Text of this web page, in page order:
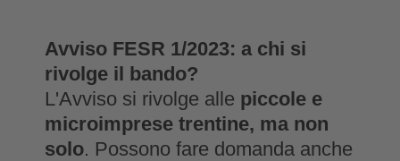
Avviso FESR 1/2023: a chi si
rivolge il bando?
L'Avviso si rivolge alle piccole e
microimprese trentine, ma non
solo. Possono fare domanda anche